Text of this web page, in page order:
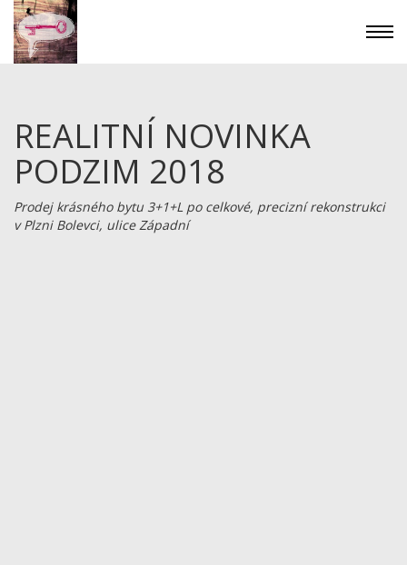
REALITNÍ NOVINKA
PODZIM 2018
Prodej krásného bytu 3+1+L po celkové, precizní rekonstrukci
v Plzni Bolevci, ulice Západní